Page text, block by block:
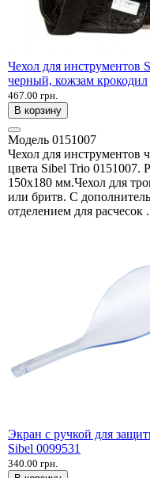
Чехол для инструментов
черный, кожзам крокодил
467.00 грн.
В корзину
Модель 0151007
Чехол для инструментов
цвета Sibel Trio 0151007.
150х180 мм.Чехол для
или бритв. С
отделением для расчесок
Экран с ручкой для
Sibel 0099531
340.00 грн.